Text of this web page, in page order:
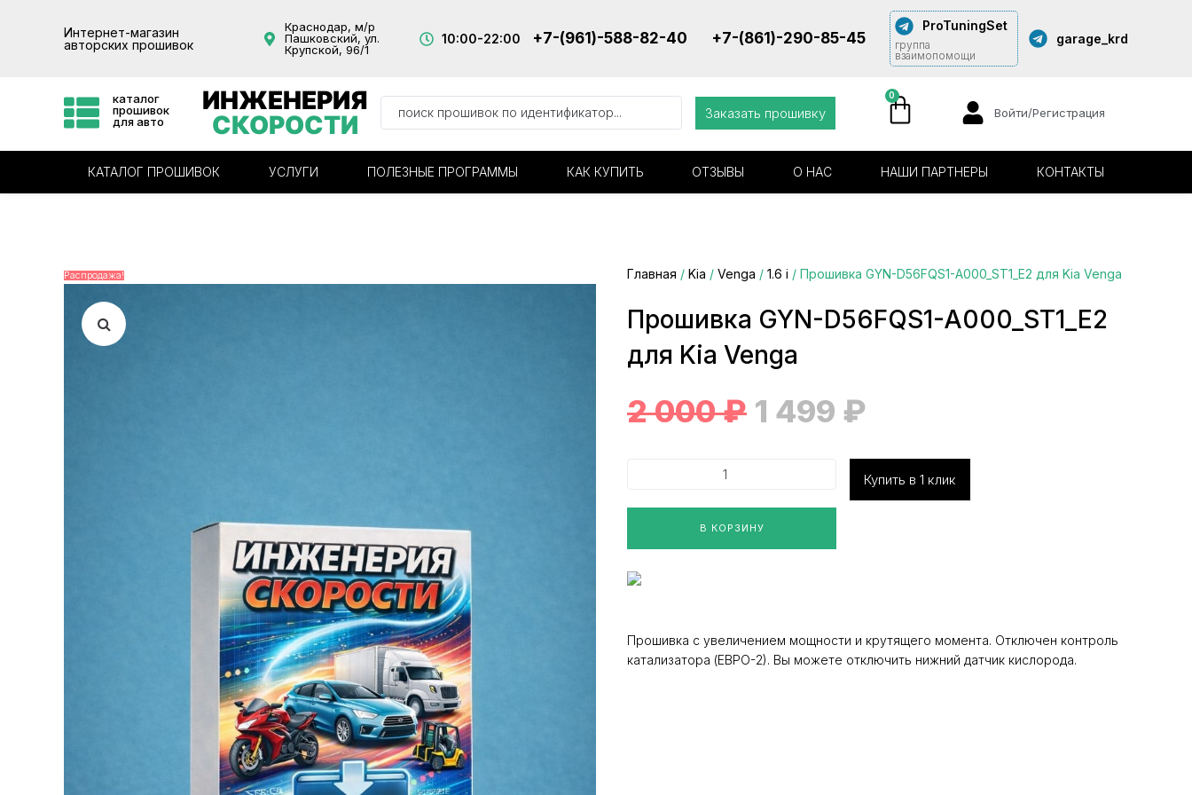
Интернет-магазин
авторских прошивок
Краснодар, м/р
Пашковский, ул.
Крупской, 96/1
10:00-22:00 +7-(961)-588-82-40 +7-(861)-290-85-45
ProTuningSet
группа
взаимопомощи
garage_krd
каталог
прошивок
для авто
ИНЖЕНЕРИЯ
СКОРОСТИ
Заказать прошивку
0
Войти/Регистрация
КАТАЛОГ ПРОШИВОК УСЛУГИ ПОЛЕЗНЫЕ ПРОГРАММЫ КАК КУПИТЬ ОТЗЫВЫ О НАС НАШИ ПАРТНЕРЫ КОНТАКТЫ
Распродажа! Главная / Kia / Venga / 1.6 i / Прошивка GYN-D56FQS1-A000_ST1_E2 для Kia Venga
Прошивка GYN-D56FQS1-A000_ST1_E2
для Kia Venga
2 000₽ 1 499 ₽
В КОРЗИНУ
Купить в 1 клик
Прошивка с увеличением мощности и крутящего момента. Отключен контроль
катализатора (ЕВРО-2). Вы можете отключить нижний датчик кислорода.